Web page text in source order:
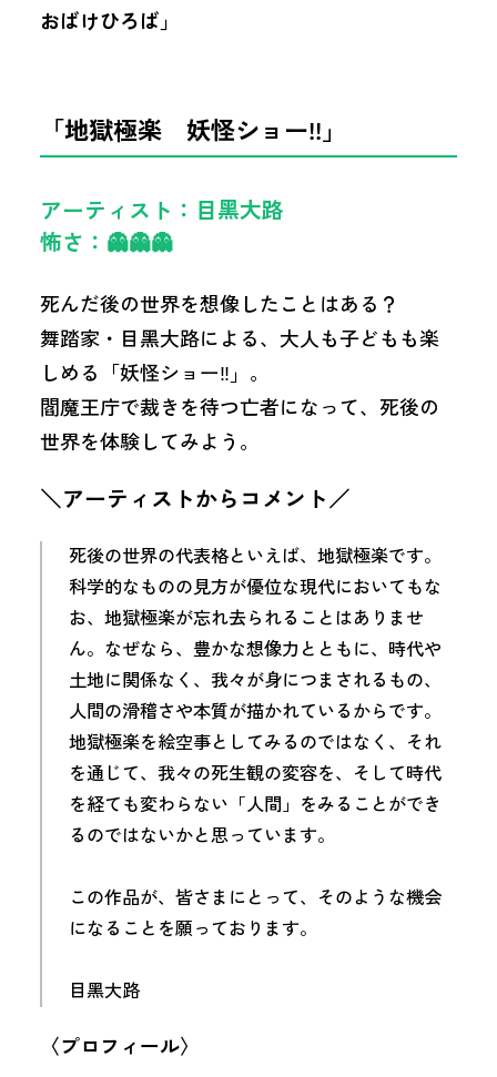
おばけひろば」
「地獄極楽 妖怪ショー!!」
アーティスト：目黑大路
怖さ：👻👻👻
死んだ後の世界を想像したことはある？
舞踏家・目黑大路による、大人も子どもも楽
しめる「妖怪ショー‼」。
閻魔王庁で裁きを待つ亡者になって、死後の
世界を体験してみよう。
＼アーティストからコメント／
死後の世界の代表格といえば、地獄極楽です。
科学的なものの見方が優位な現代においてもな
お、地獄極楽が忘れ去られることはありませ
ん。なぜなら、豊かな想像力とともに、時代や
土地に関係なく、我々が身につまされるもの、
人間の滑稽さや本質が描かれているからです。
地獄極楽を絵空事としてみるのではなく、それ
を通じて、我々の死生観の変容を、そして時代
を経ても変わらない「人間」をみることができ
るのではないかと思っています。
この作品が、皆さまにとって、そのような機会
になることを願っております。
目黑大路
〈プロフィール〉